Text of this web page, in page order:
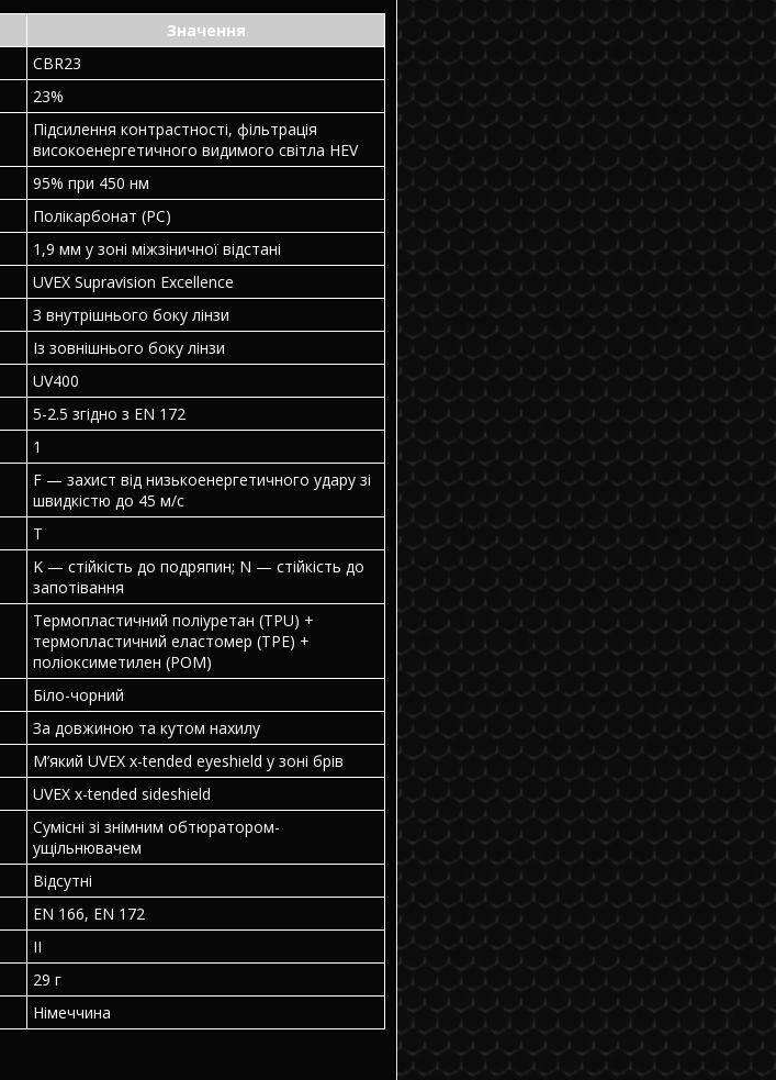
Значення
CBR23
23%
Підсилення контрастності, фільтрація
високоенергетичного видимого світла HEV
95% при 450 нм
Полікарбонат (PC)
1,9 мм у зоні міжзіничної відстані
UVEX Supravision Excellence
З внутрішнього боку лінзи
Із зовнішнього боку лінзи
UV400
5-2.5 згідно з EN 172
1
F — захист від низькоенергетичного удару зі
швидкістю до 45 м/с
T
K — стійкість до подряпин; N — стійкість до
запотівання
Термопластичний поліуретан (TPU) +
термопластичний еластомер (TPE) +
поліоксиметилен (POM)
Біло-чорний
За довжиною та кутом нахилу
М’який UVEX x-tended eyeshield у зоні брів
UVEX x-tended sideshield
Сумісні зі знімним обтюратором-
ущільнювачем
Відсутні
EN 166, EN 172
II
29 г
Німеччина